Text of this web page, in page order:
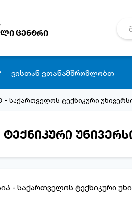
ცენტრი
ვისთან ვთანამშრომლობთ
- საქართველოს ტექნიკური
- საქართველოს ტექნიკური